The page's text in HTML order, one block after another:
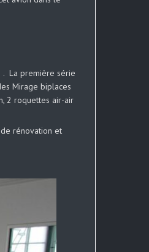
. La première série
Mirage biplaces
2 roquettes air-air
rénovation et